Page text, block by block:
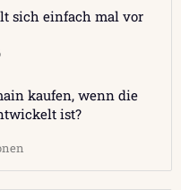
sich einfach mal vor
kaufen, wenn die
ist?